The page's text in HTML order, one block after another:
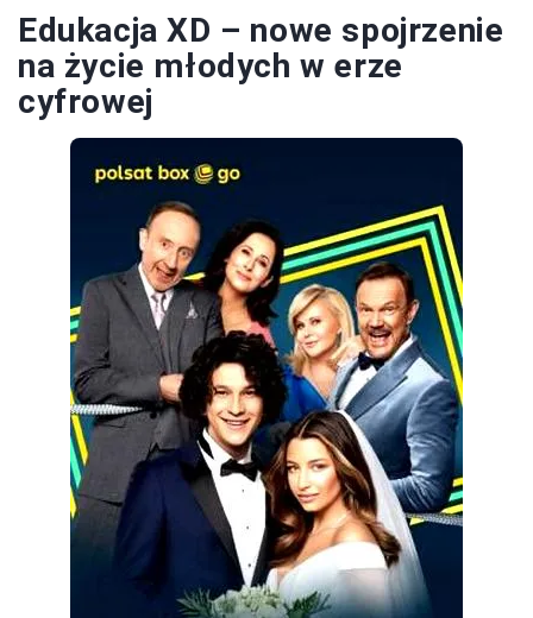
Edukacja XD – nowe spojrzenie
na życie młodych w erze
cyfrowej